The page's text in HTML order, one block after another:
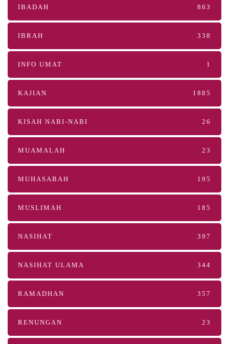
IBADAH 863
IBRAH 338
INFO UMAT 1
KAJIAN 1885
KISAH NABI-NABI 26
MUAMALAH 23
MUHASABAH 195
MUSLIMAH 185
NASIHAT 397
NASIHAT ULAMA 344
RAMADHAN 357
RENUNGAN 23